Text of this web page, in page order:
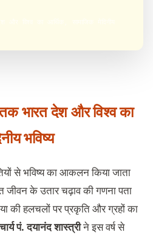
भारत देश और विश्व का
भविष्य
से भविष्य का आकलन किया जाता
जीवन के उतार चढ़ाव की गणना पता
की हलचलों पर प्रकृति और ग्रहों का
पं. दयानंद शास्त्रीने इस वर्ष से